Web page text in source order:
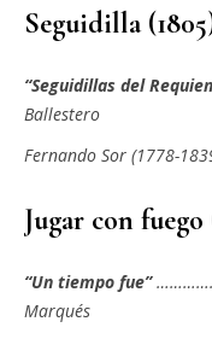
Seguidilla
“Seguidillas del
Ballestero
Fernando Sor (1778-
Jugar con fuego
“Un tiempo fue”
Marqués